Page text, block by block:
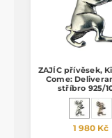
ZAJÍC přívěsek,
Come:
stříbro 925/
1 980 Kč